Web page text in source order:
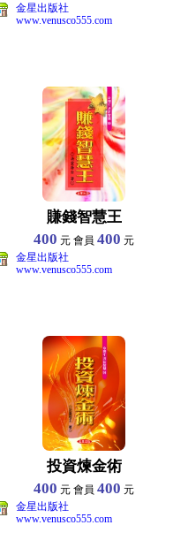
金星出版社
www.venusco555.com
賺錢智慧王
400 元 會員400 元
金星出版社
www.venusco555.com
投資煉金術
400 元 會員400 元
金星出版社
www.venusco555.com